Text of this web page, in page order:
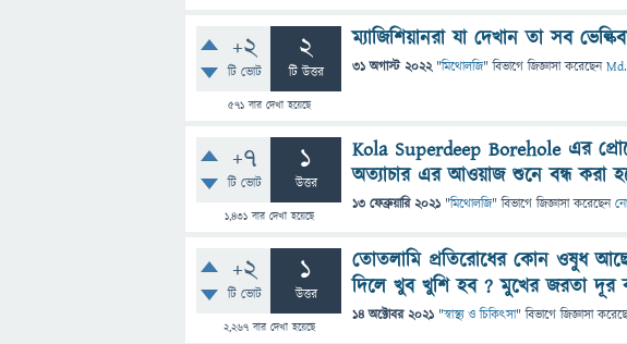
+2
টি ভোট
2
টি উত্তর
571বার দেখা হয়েছে
ম্যাজিশিয়ানরা যা দেখান তা সব
31 অগাস্ট 2022 "মিথোলজি" বিভাগে জিজ্ঞাসাকরেছেন
+7
টি ভোট
1
উত্তর
1,431বার দেখা হয়েছে
Kola Superdeep Borehole এর
অত্যাচার এর আওয়াজ শুনে বন্ধ করা
13 ফেব্রুয়ারি 2021 "মিথোলজি" বিভাগে জিজ্ঞাসাকরেছেন
+2
টি ভোট
1
উত্তর
2,267বার দেখা হয়েছে
তোতলামি প্রতিরোধের কোন ওষুধ আছে
দিলে খুব খুশি হব ? মুখের জরতা দূর
14 অক্টোবর 2021 "স্বাস্থ্য ও চিকিৎসা" বিভাগে জিজ্ঞাসা